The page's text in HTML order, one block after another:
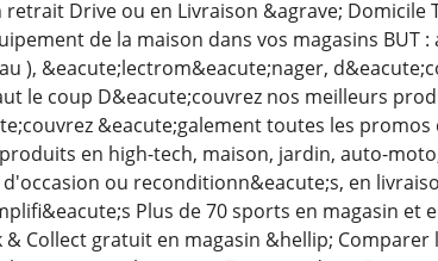
Drive ou en Livraison &agrave; Domicile
de la maison dans vos magasins BUT :
), &eacute;lectrom&eacute;nager,
le coup D&eacute;couvrez nos meilleurs
&eacute;galement toutes les
en high-tech, maison, jardin, auto-
ou reconditionn&eacute;s, en
Plus de 70 sports en magasin et
Collect gratuit en magasin &hellip;